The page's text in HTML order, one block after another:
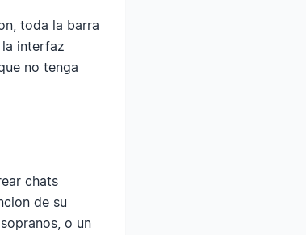
toda la barra
interfaz
no tenga
chats
de su
o un